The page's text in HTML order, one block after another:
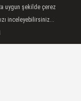
uygun şekilde çerez
inceleyebilirsiniz...